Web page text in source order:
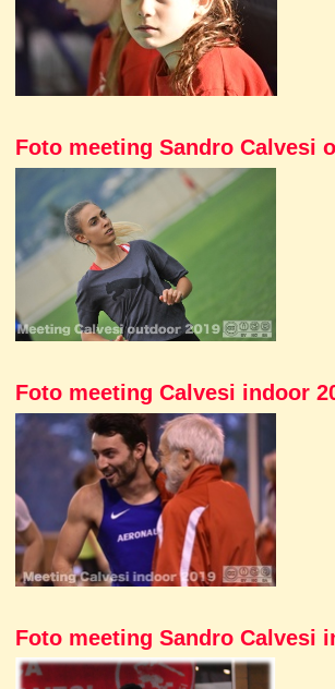
Foto meeting Sandro Calvesi
Foto meeting Calvesi indoor
Foto meeting Sandro Calvesi